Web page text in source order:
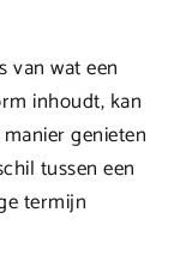
van wat een
inhoudt, kan
genieten
tussen een
termijn